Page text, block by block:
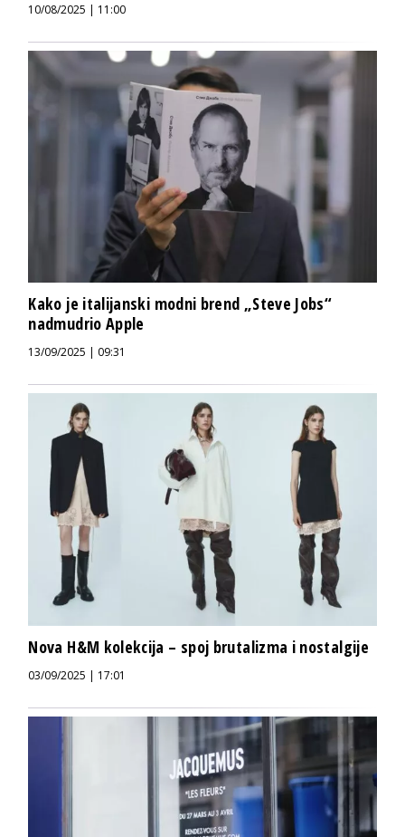
10/08/2025 | 11:00
Kako je italijanski modni brend „Steve Jobs“
nadmudrio Apple
13/09/2025 | 09:31
Nova H&M kolekcija – spoj brutalizma i nostalgije
03/09/2025 | 17:01